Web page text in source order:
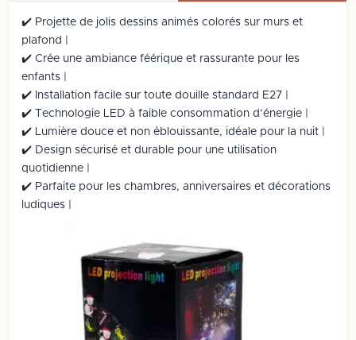
✔️ Projette de jolis dessins animés colorés sur murs et
plafond |
✔️ Crée une ambiance féérique et rassurante pour les
enfants |
✔️ Installation facile sur toute douille standard E27 |
✔️ Technologie LED à faible consommation d’énergie |
✔️ Lumière douce et non éblouissante, idéale pour la nuit |
✔️ Design sécurisé et durable pour une utilisation
quotidienne |
✔️ Parfaite pour les chambres, anniversaires et décorations
ludiques |